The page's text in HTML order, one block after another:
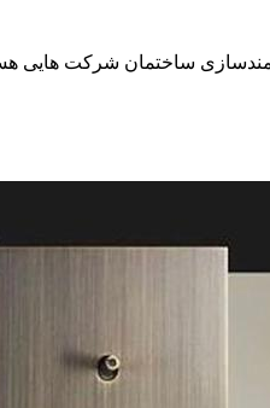
ساختمان شرکت هایی